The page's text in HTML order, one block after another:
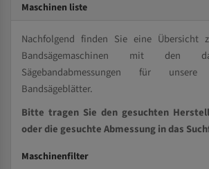
Maschinen liste
Nachfolgend finden Sie eine Übersicht
Bandsägemaschinen mit den
Sägebandabmessungen für
Bandsägeblätter.
Bitte tragen Sie den gesuchten
oder die gesuchte Abmessung in das
Maschinenfilter